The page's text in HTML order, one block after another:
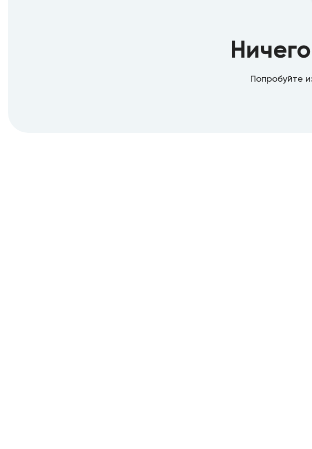
Попробуйте